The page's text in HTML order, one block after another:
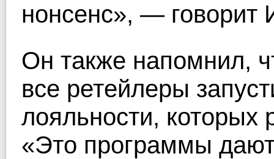
нонсенс», — говорит
Он также напомнил,
все ретейлеры
лояльности,
«Это программы